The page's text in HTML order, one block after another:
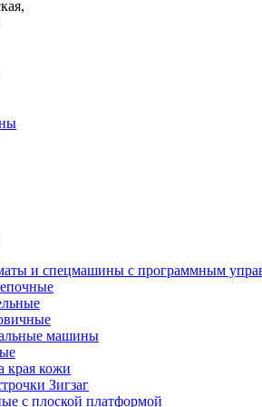
и спецмашины с программным
машины
края кожи
Зигзаг
с плоской платформой